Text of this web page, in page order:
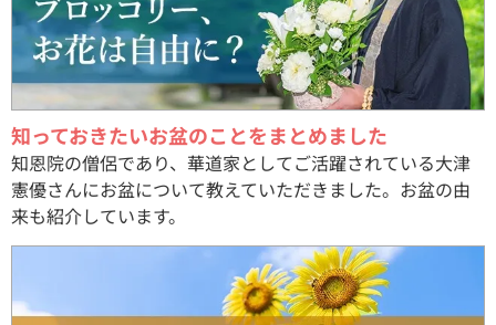
知っておきたいお盆のことをまとめました
知恩院の僧侶であり、華道家としてご活躍されている大津
憲優さんにお盆について教えていただきました。お盆の由
来も紹介しています。